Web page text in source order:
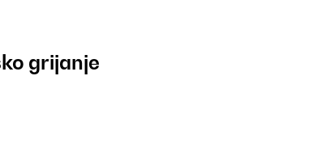
grijanje